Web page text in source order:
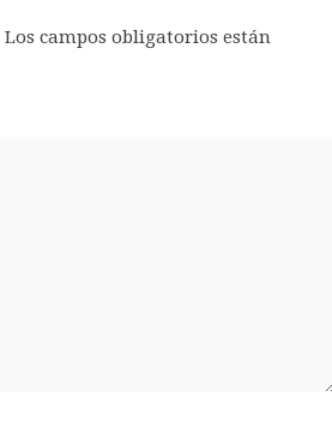
Los campos obligatorios están